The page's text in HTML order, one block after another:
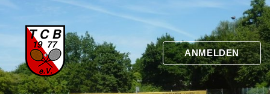
ANMELDEN